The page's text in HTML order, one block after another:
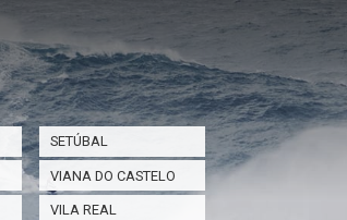
SETÚBAL
VIANA DO CASTELO
VILA REAL